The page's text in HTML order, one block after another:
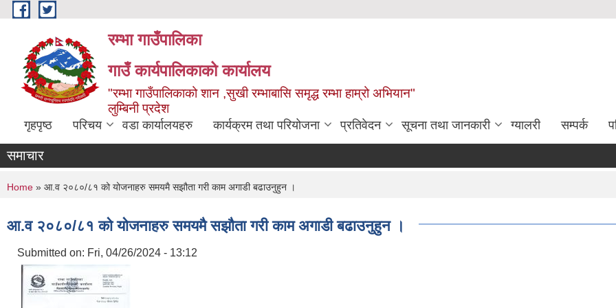
Skip to main content
रम्भा गाउँपालिका
गाउँ कार्यपालिकाको कार्यालय
"रम्भा गाउँपालिकाको शान ,सुखी रम्भाबासि समृद्ध रम्भा हाम्रो अभियान"
लुम्बिनी प्रदेश
गृहपृष्ठ परिचय वडा कार्यालयहरु कार्यक्रम तथा परियोजना प्रतिवेदन सूचना तथा जानकारी ग्यालरी सम्पर्क
समाचार
You are here
Home » आ.व २०८०/८१ को योजनाहरु समयमै सझौता गरी काम अगाडी बढाउनुहुन ।
आ.व २०८०/८१ को योजनाहरु समयमै सझौता गरी काम अगाडी बढाउनुहुन ।
Submitted on: Fri, 04/26/2024 - 13:12